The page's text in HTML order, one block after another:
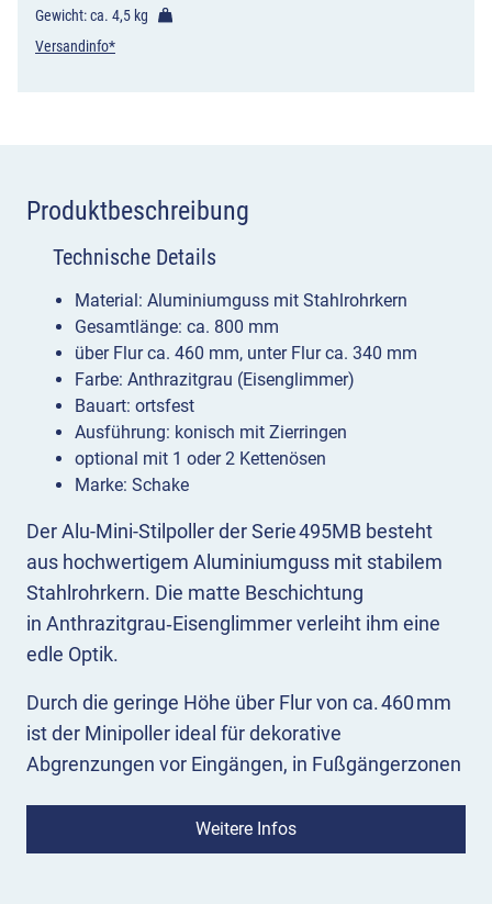
Gewicht: ca. 4,5 kg
Versandinfo*
Produktbeschreibung
Der Alu-Mini-Stilpoller der Serie 495MB besteht
aus hochwertigem Aluminiumguss mit stabilem
Stahlrohrkern. Die matte Beschichtung
in Anthrazitgrau‑Eisenglimmer verleiht ihm eine
edle Optik.
Durch die geringe Höhe über Flur von ca. 460 mm
ist der Minipoller ideal für dekorative
Abgrenzungen vor Eingängen, in Fußgängerzonen
Ausführungen Alu‑Stilpoller 495MB
Weitere Infos
Technische Details
Material: Aluminiumguss mit Stahlrohrkern
Gesamtlänge: ca. 800 mm
über Flur ca. 460 mm, unter Flur ca. 340 mm
Farbe: Anthrazitgrau (Eisenglimmer)
Bauart: ortsfest
Ausführung: konisch mit Zierringen
optional mit 1 oder 2 Kettenösen
Marke: Schake